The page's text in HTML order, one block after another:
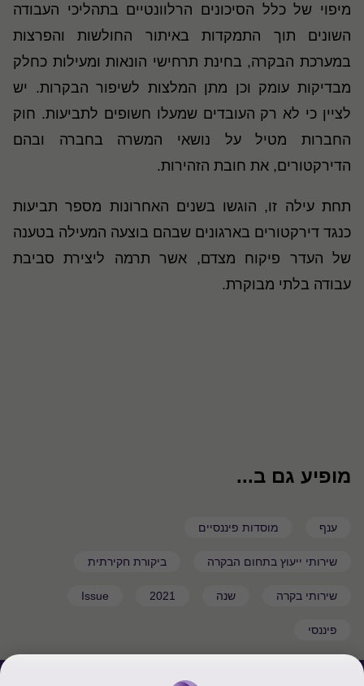
מיפוי של כלל הסיכונים הרלוונטיים בתהליכי העבודה
השונים תוך התמקדות באיתור החולשות והפרצות
במערכת הבקרה, בחינת תרחישי הונאות ומעילות כחלק
מבדיקות עומק וכן מתן המלצות לשיפור הבקרות. יש
לציין כי לא רק העובדים שמעלו חשופים לתביעות. חוק
החברות מטיל על נושאי המשרה בחברה ובהם
הדירקטורים, את חובת הזהירות.
תחת עילה זו, הוגשו בשנים האחרונות מספר תביעות
כנגד דירקטורים בארגונים שבהם בוצעה המעילה בטענה
של העדר פיקוח מצדם, אשר תרמה ליצירת סביבת
עבודה בלתי מבוקרת.
מופיע גם ב...
ענף מוסדות פיננסיים
שירותי ייעוץ בתחום הבקרה ביקורת חקירתית
שירותי בקרה שנה 2021
Issue
פיננסי